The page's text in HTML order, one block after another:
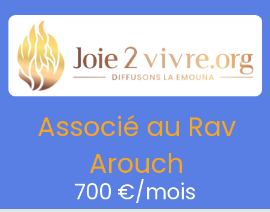
Associé au Rav
Arouch
700 €/mois